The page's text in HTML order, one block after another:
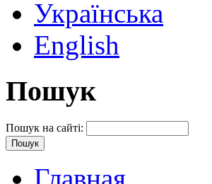
Українська
English
Пошук
Пошук на сайті:
Главная